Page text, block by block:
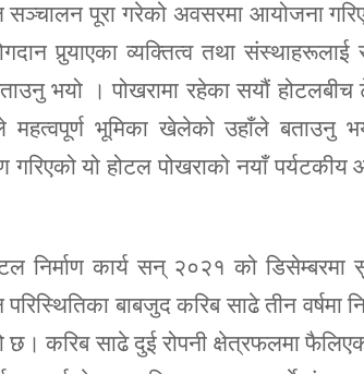
पूरा गरेको अवसरमा आयोजना
पुर्‍याएका व्यक्तित्व तथा
भयो । पोखरामा रहेका सयौं
महत्वपूर्ण भूमिका खेलेको उहाँले बताउनु
गरिएको यो होटल पोखराको नयाँ
निर्माण कार्य सन् २०२१ को डिसेम्बरमा
परिस्थितिका बाबजुद करिब साढे तीन
छ। करिब साढे दुई रोपनी क्षेत्रफलमा